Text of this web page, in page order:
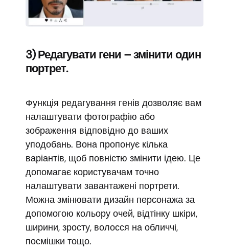
3) Редагувати гени – змінити один
портрет.
Функція редагування генів дозволяє вам
налаштувати фотографію або
зображення відповідно до ваших
уподобань. Вона пропонує кілька
варіантів, щоб повністю змінити ідею. Це
допомагає користувачам точно
налаштувати завантажені портрети.
Можна змінювати дизайн персонажа за
допомогою кольору очей, відтінку шкіри,
ширини, зросту, волосся на обличчі,
посмішки тощо.